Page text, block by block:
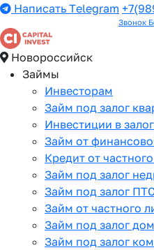
Написать Telegram
Звонок
Новороссийск
Займы
Инвесторам
Займ под залог
Инвестиции в
Займ от
Кредит от
Займ под залог
Займ под залог ПТС
Займ от частного
Займ под залог
Займ под залог